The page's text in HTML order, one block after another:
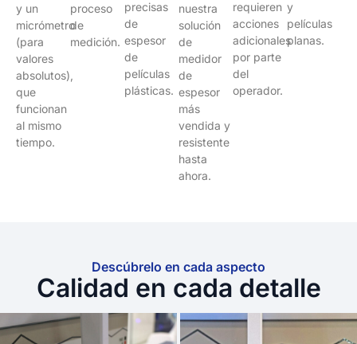
y un
micrómetro
(para
valores
absolutos),
que
funcionan
al mismo
tiempo.
proceso
de
medición.
precisas
de
espesor
de
películas
plásticas.
nuestra
solución
de
medidor
de
espesor
más
vendida y
resistente
hasta
ahora.
requieren
acciones
adicionales
por parte
del
operador.
y
películas
planas.
Descúbrelo en cada aspecto
Calidad en cada detalle